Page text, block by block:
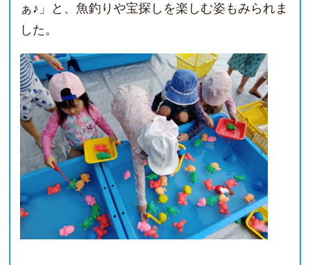
ぁ♪」と、魚釣りや宝探しを楽しむ姿もみられま
した。